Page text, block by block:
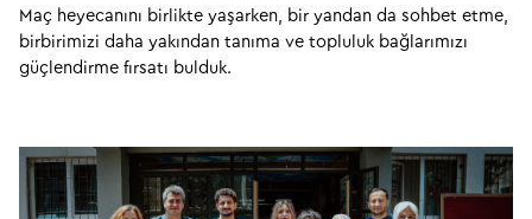
Maç heyecanını birlikte yaşarken, bir yandan da sohbet etme,
birbirimizi daha yakından tanıma ve topluluk bağlarımızı
güçlendirme fırsatı bulduk.